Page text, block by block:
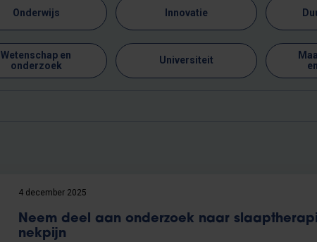
Onderwijs Innovatie
Wetenschap en
onderzoek
Universiteit
4 december 2025
Neem deel aan onderzoek naar
nekpijn